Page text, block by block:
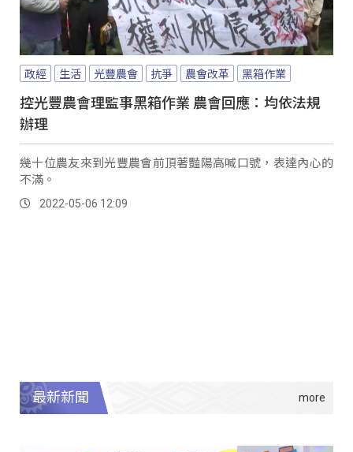
政經 生活 光豐農會 抗爭 農會改革 黑箱作業
控光豐農會理監事黑箱作業 農會回應：均依法規
辦理
幾十位農友來到光豐農會前頂著豔陽高喊口號，表達內心的
不滿。
2022-05-06 12:09
最新新聞